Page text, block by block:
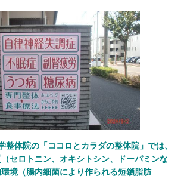
整体院の「ココロとカラダの整体院」では、
セロトニン、オキシトシン、ドーパミンな
境（腸内細菌により作られる短鎖脂肪